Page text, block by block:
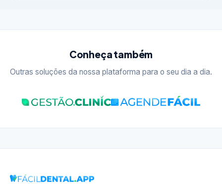
Conheça também
Outras soluções da nossa plataforma para o seu dia a dia.